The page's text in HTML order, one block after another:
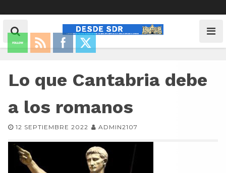
Lo que Cantabria debe
a los romanos
12 SEPTIEMBRE 2022 ADMIN2107